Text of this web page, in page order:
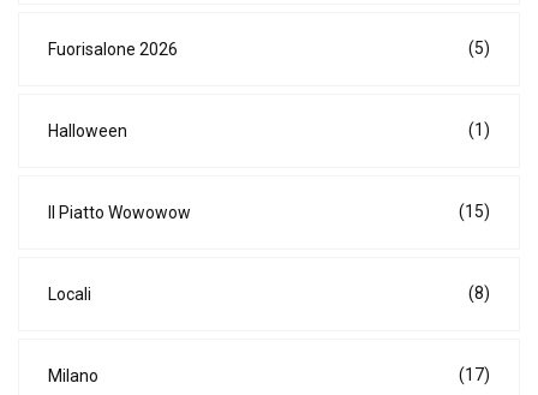
Fuorisalone 2026 (5)
Halloween (1)
Il Piatto Wowowow (15)
Locali (8)
Milano (17)